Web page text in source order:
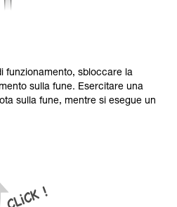
funzionamento, sbloccare la
sulla fune. Esercitare una
sulla fune, mentre si esegue un